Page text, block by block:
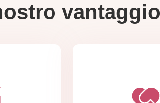
vantaggio